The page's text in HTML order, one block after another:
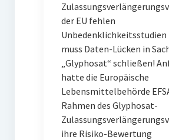
der EU fehlen
Unbedenklichkeitsstudien
muss Daten-Lücken in
„Glyphosat“ schließen!
hatte die Europäische
Lebensmittelbehörde
Rahmen des Glyphosat-
ihre Risiko-Bewertung